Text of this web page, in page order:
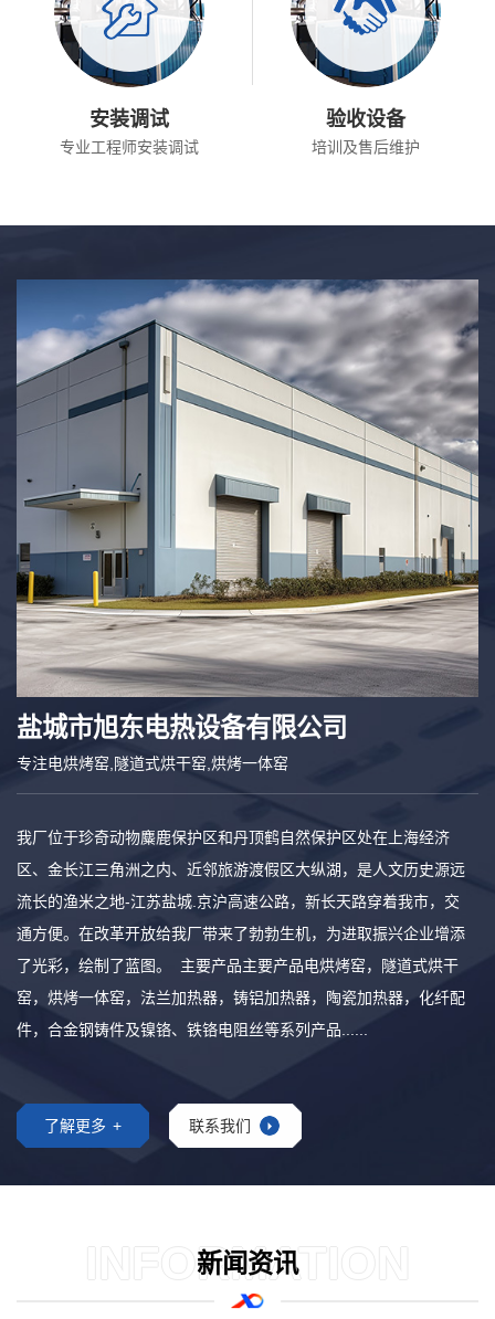
安装调试
专业工程师安装调试
验收设备
培训及售后维护
盐城市旭东电热设备有限公司
专注电烘烤窑,隧道式烘干窑,烘烤一体窑
我厂位于珍奇动物麋鹿保护区和丹顶鹤自然保护区处在上海经济
区、金长江三角洲之内、近邻旅游渡假区大纵湖，是人文历史源远
流长的渔米之地-江苏盐城.京沪高速公路，新长天路穿着我市，交
通方便。在改革开放给我厂带来了勃勃生机，为进取振兴企业增添
了光彩，绘制了蓝图。 主要产品主要产品电烘烤窑，隧道式烘干
窑，烘烤一体窑，法兰加热器，铸铝加热器，陶瓷加热器，化纤配
件，合金钢铸件及镍铬、铁铬电阻丝等系列产品......
了解更多 + 联系我们
INFORMATION
新闻资讯